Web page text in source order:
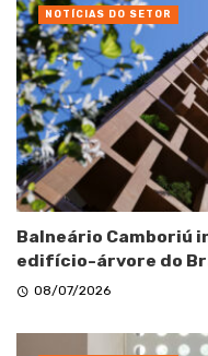
Balneário Camboriú
edifício-árvore do
08/07/2026
NOTÍCIAS DO SETOR